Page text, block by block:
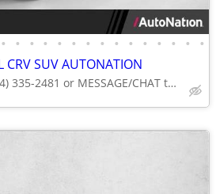
• • • • • • • • • • • • • • •
SUV AUTONATION
Call (844) 335-2481 or MESSAGE/CHAT to confirm availability